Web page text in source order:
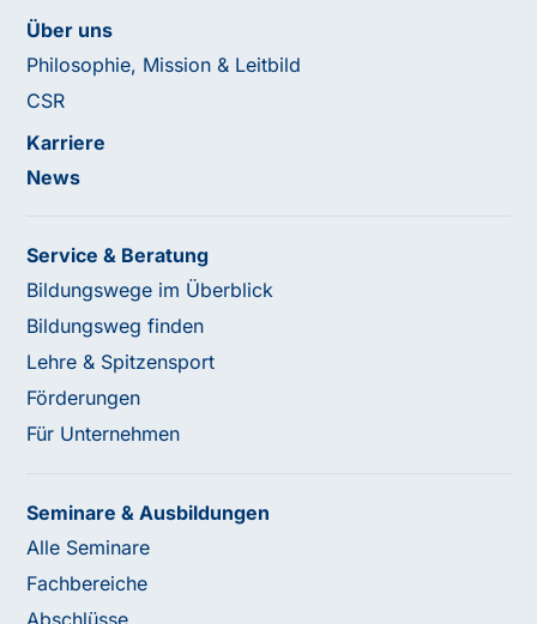
Über uns
Philosophie, Mission & Leitbild
CSR
Karriere
News
Service & Beratung
Bildungswege im Überblick
Bildungsweg finden
Lehre & Spitzensport
Förderungen
Für Unternehmen
Seminare & Ausbildungen
Alle Seminare
Fachbereiche
Abschlüsse